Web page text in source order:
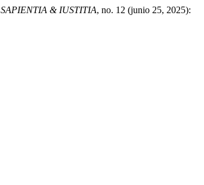
SAPIENTIA & IUSTITIA, no. 12 (junio 25, 2025):